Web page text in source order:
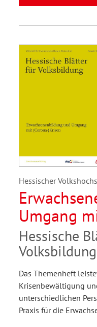
Hessischer
Umgang
(Corona-
Hessische
Das Themenheft
Krisenbewältigung
unterschiedlichen
Praxis für die